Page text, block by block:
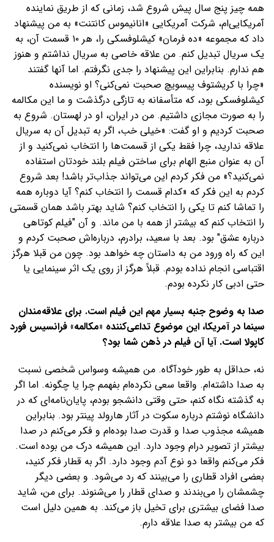
همه چیز پنج سال پیش شروع شد، زمانی که از طریق نماینده
آمریکایی‌ام، شرکت آمریکایی «انانیموس کانتنت» به من پیشنهاد
داد که مجموعه «ده فرمان» کیشلوفسکی را، هر ۱۰ قسمت آن، به
یک سریال تبدیل کنم. من علاقه خاصی به سریال نداشتم و هنوز
هم ندارم. بنابراین این پیشنهاد را جدی نگرفتم. اما آنها گفتند
«چرا با کریشتوف پیسویچ صحبت نمی‌کنی؟ او نویسنده‌
کیشلوفسکی بود، که متأسفانه به تازگی درگذشت و ما این مکالمه
را به صورت مجازی داشتیم. من در ایران، او در لهستان. شروع به
صحبت کردیم و او گفت: «خیلی خب، اگر به تبدیل آن به سریال
علاقه ندارید، چرا فقط یکی از قسمت‌ها را انتخاب نمی‌کنید و از
آن به عنوان منبع الهام برای ساختن فیلم بلند خودتان استفاده
نمی‌کنید؟» من فکر کردم این می‌تواند جذاب‌تر باشد! بعد شروع
کردم به این فکر که «کدام قسمت را انتخاب کنم؟ آیا دوباره همه
را تماشا کنم تا یکی را انتخاب کنم؟ شاید بهتر باشد همان قسمتی
را انتخاب کنم که بیشتر از همه با من ماند. و آن "فیلم کوتاهی
درباره عشق" بود. بعد با سعید، برادرم، درباره‌اش صحبت کردم و
این که راه ورود من به داستان چه خواهد بود. چون من قبلا هرگز
اقتباسی انجام نداده بودم. قبلاً هرگز از روی یک اثر سینمایی یا
حتی ادبی کار نکرده بودم.
صدا به وضوح جنبه بسیار مهم این فیلم است. برای علاقه‌مندان
سینما در آمریکا، این موضوع تداعی‌کننده «مکالمه» فرانسیس فورد
کاپولا است. آیا آن فیلم در ذهن شما بود؟
نه، حداقل به طور خودآگاه. من همیشه وسواس شخصی نسبت
به صدا داشته‌ام. واقعا سعی نکرده‌ام بفهمم چرا یا چگونه. اما اگر
به گذشته نگاه کنم، حتی وقتی دانشجو بودم، پایان‌نامه‌ای که در
دانشگاه نوشتم درباره سکوت در آثار هارولد پینتر بود. بنابراین
همیشه مجذوب صدا و قدرت صدا بوده‌ام و فکر می‌کنم در صدا
بیشتر از تصویر درام وجود دارد. این همیشه درک من بوده است.
فکر می‌کنم واقعا دو نوع آدم وجود دارد. اگر به قطار فکر کنید،
بعضی افراد قطاری را می‌بینند که رد می‌شود. و بعضی دیگر
چشمشان را می‌بندند و صدای قطار را می‌شنوند. برای من، شاید
صدا فضای بیشتری برای تخیل باز می‌کند. به همین دلیل است
که من بیشتر به صدا علاقه دارم.